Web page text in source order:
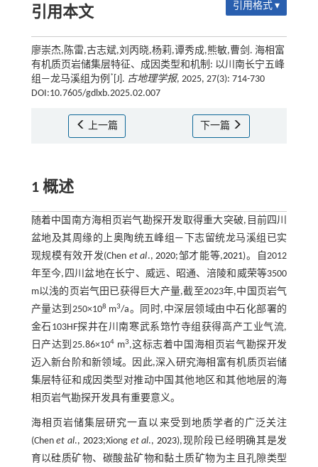
引用本文 引用格式 ▾
廖崇杰,陈雷,古志斌,刘丙晓,杨莉,谭秀成,熊敏,曹剑. 海相富
有机质页岩储集层特征、成因类型和机制: 以川南长宁五峰
组—龙马溪组为例 * [J]. 古地理学报, 2025, 27(3): 714-730
DOI:10.7605/gdlxb.2025.02.007
上一篇 下一篇
1 概述
随着中国南方海相页岩气勘探开发取得重大突破,目前四川
盆地及其周缘的上奥陶统五峰组—下志留统龙马溪组已实
现规模有效开发(Chen et al.,2020;邹才能等,2021)。自2012
年至今,四川盆地在长宁、威远、昭通、涪陵和威荣等3500
m以浅的页岩气田已获得巨大产量,截至2023年,中国页岩气
产量达到250×108 m3/a。同时,中深层领域由中石化部署的
金石103HF探井在川南寒武系筇竹寺组获得高产工业气流,
日产达到25.86×104m3,这标志着中国海相页岩气勘探开发
迈入新台阶和新领域。因此,深入研究海相富有机质页岩储
集层特征和成因类型对推动中国其他地区和其他地层的海
相页岩气勘探开发具有重要意义。
海相页岩储集层研究一直以来受到地质学者的广泛关注
(Chenet al., 2023;Xiong et al.,2023),现阶段已经明确其是发
育以硅质矿物、碳酸盐矿物和黏土质矿物为主且孔隙类型